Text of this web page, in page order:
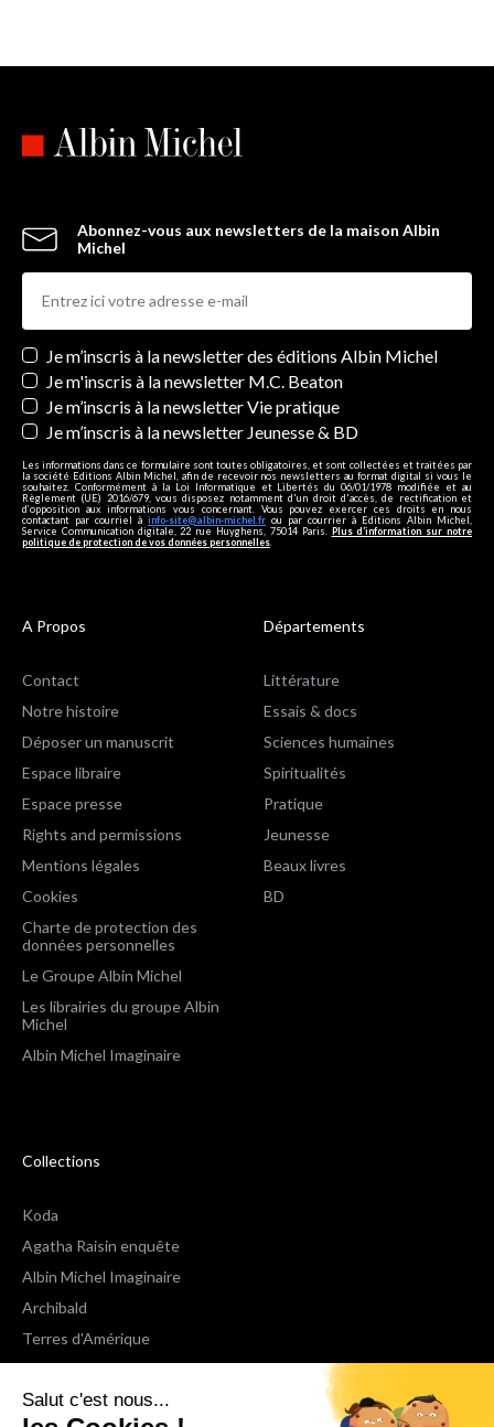
Salut c'est nous...
Abonnez-vous aux newsletters de la maison Albin
Michel
Newsletters
Je m’inscris à la newsletter des éditions Albin Michel
Je m'inscris à la newsletter M.C. Beaton
Je m’inscris à la newsletter Vie pratique
Je m’inscris à la newsletter Jeunesse & BD
Les informations dans ce formulaire sont toutes obligatoires, et sont collectées et traitées par
la société Editions Albin Michel, afin de recevoir nos newsletters au format digital si vous le
souhaitez. Conformément à la Loi Informatique et Libertés du 06/01/1978 modifiée et au
Règlement (UE) 2016/679, vous disposez notamment d'un droit d'accès, de rectification et
d’opposition aux informations vous concernant. Vous pouvez exercer ces droits en nous
contactant par courriel à info-site@albin-michel.fr ou par courrier à Editions Albin Michel,
Service Communication digitale, 22 rue Huyghens, 75014 Paris. Plus d’information sur notre
politique de protection de vos données personnelles
A Propos
Contact
Notre histoire
Déposer un manuscrit
Espace libraire
Espace presse
Rights and permissions
Mentions légales
Cookies
Charte de protection des
données personnelles
Le Groupe Albin Michel
Les librairies du groupe Albin
Michel
Albin Michel Imaginaire
Départements
Littérature
Essais & docs
Sciences humaines
Spiritualités
Pratique
Jeunesse
Beaux livres
BD
Collections
Koda
Agatha Raisin enquête
Albin Michel Imaginaire
Archibald
Terres d'Amérique
Espaces Libres Poche
NOX